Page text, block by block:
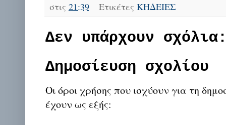
στις 21:39 ΕτικέτεςΚΗΔΕΙΕΣ
Δεν υπάρχουν
Δημοσίευση σχολίου
Οι όροι χρήσης που ισχύουν για τη
έχουν ως εξής: